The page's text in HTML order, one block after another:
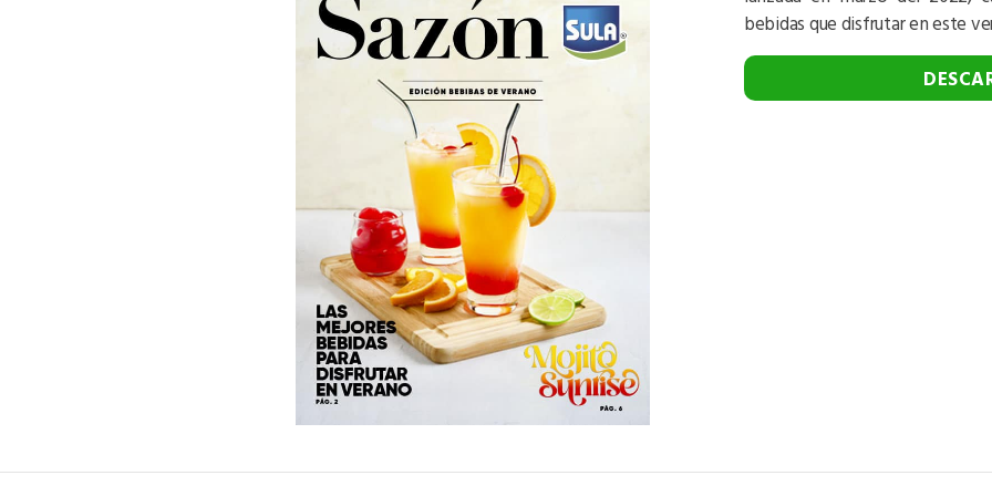
bebidas que disfrutar en este